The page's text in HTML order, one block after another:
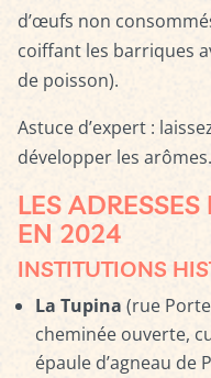
d’œufs non
coiffant les barriques
de poisson).
Astuce d’expert :
développer les arômes.
LES
EN 2024
INSTITUTIONS
La Tupina (rue
cheminée ouverte,
épaule d’agneau de